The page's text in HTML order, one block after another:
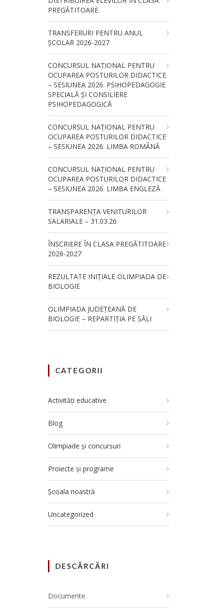
PREGĂTITOARE
TRANSFERURI PENTRU ANUL
ȘCOLAR 2026-2027
CONCURSUL NAŢIONAL PENTRU
OCUPAREA POSTURILOR DIDACTICE
– SESIUNEA 2026. PSIHOPEDAGOGIE
SPECIALĂ ȘI CONSILIERE
PSIHOPEDAGOGICĂ
CONCURSUL NAŢIONAL PENTRU
OCUPAREA POSTURILOR DIDACTICE
– SESIUNEA 2026. LIMBA ROMÂNĂ
CONCURSUL NAŢIONAL PENTRU
OCUPAREA POSTURILOR DIDACTICE
– SESIUNEA 2026. LIMBA ENGLEZĂ
TRANSPARENȚA VENITURILOR
SALARIALE – 31.03.26
ÎNSCRIERE ÎN CLASA PREGĂTITOARE
2026-2027
REZULTATE INIȚIALE OLIMPIADA DE
BIOLOGIE
OLIMPIADA JUDEȚEANĂ DE
BIOLOGIE – REPARTIȚIA PE SĂLI
CATEGORII
Activități educative
Blog
Olimpiade și concursuri
Proiecte și programe
Școala noastră
Uncategorized
DESCĂRCĂRI
Documente